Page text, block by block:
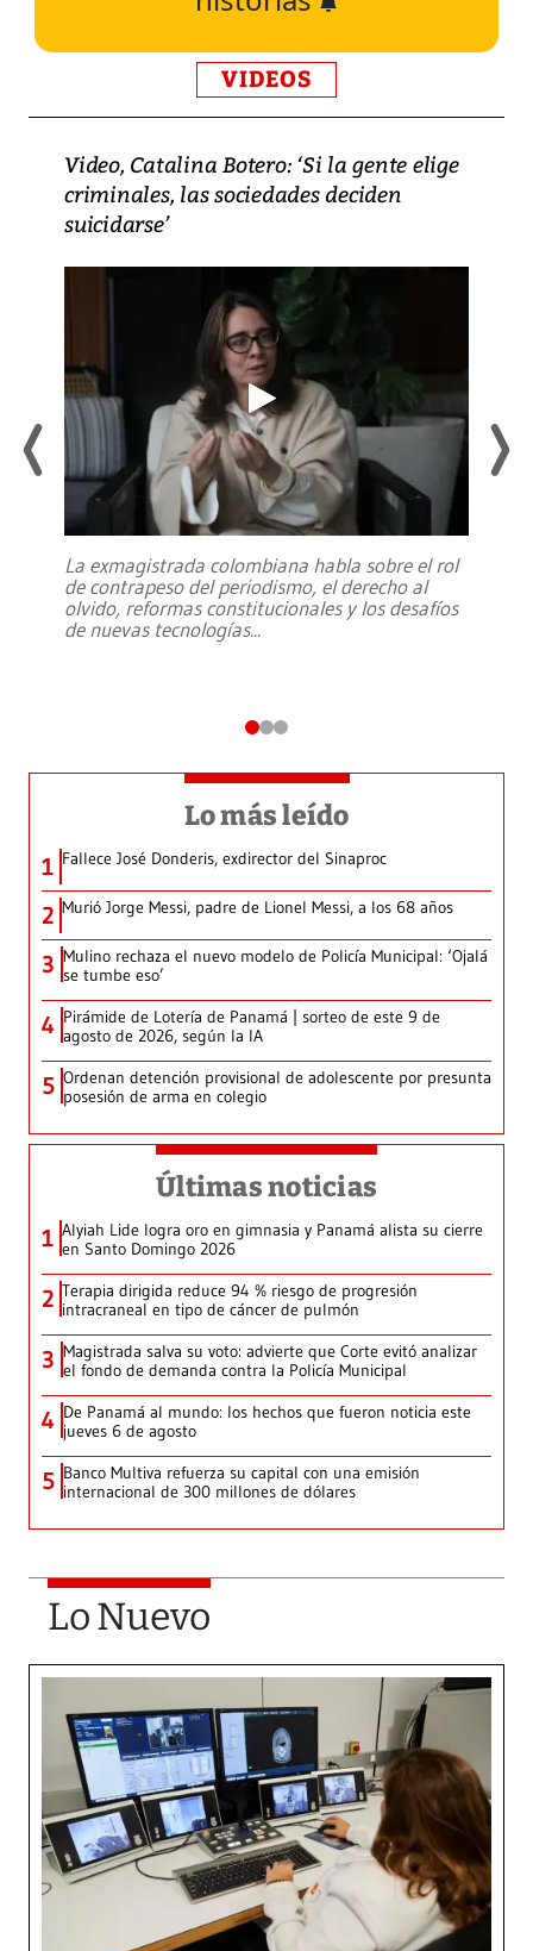
VIDEOS
Video, Catalina Botero: ‘Si la gente elige
criminales, las sociedades deciden
suicidarse’
La exmagistrada colombiana habla sobre el rol
de contrapeso del periodismo, el derecho al
olvido, reformas constitucionales y los desafíos
de nuevas tecnologías...
Lo más leído
1 Fallece José Donderis, exdirector del Sinaproc
2 Murió Jorge Messi, padre de Lionel Messi, a los 68 años
3 Mulino rechaza el nuevo modelo de Policía Municipal: ‘Ojalá
se tumbe eso’
4 Pirámide de Lotería de Panamá | sorteo de este 9 de
agosto de 2026, según la IA
5 Ordenan detención provisional de adolescente por presunta
posesión de arma en colegio
Últimas noticias
1 Alyiah Lide logra oro en gimnasia y Panamá alista su cierre
en Santo Domingo 2026
2 Terapia dirigida reduce 94 % riesgo de progresión
intracraneal en tipo de cáncer de pulmón
3 Magistrada salva su voto: advierte que Corte evitó analizar
el fondo de demanda contra la Policía Municipal
4 De Panamá al mundo: los hechos que fueron noticia este
jueves 6 de agosto
5 Banco Multiva refuerza su capital con una emisión
internacional de 300 millones de dólares
Lo Nuevo